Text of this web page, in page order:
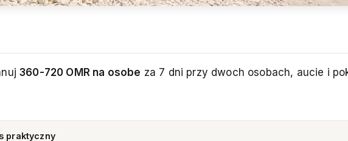
360-720 OMR na osobe za 7 dni przy dwoch osobach, aucie i
praktyczny